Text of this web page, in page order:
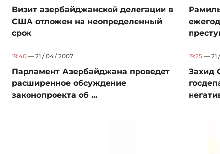
Визит азербайджанской делегации в
США отложен на неопределенный
срок
19:40 — 21 / 04 / 2007
Парламент Азербайджана проведет
расширенное обсуждение
законопроекта об ...
19:25 — 21
Захид